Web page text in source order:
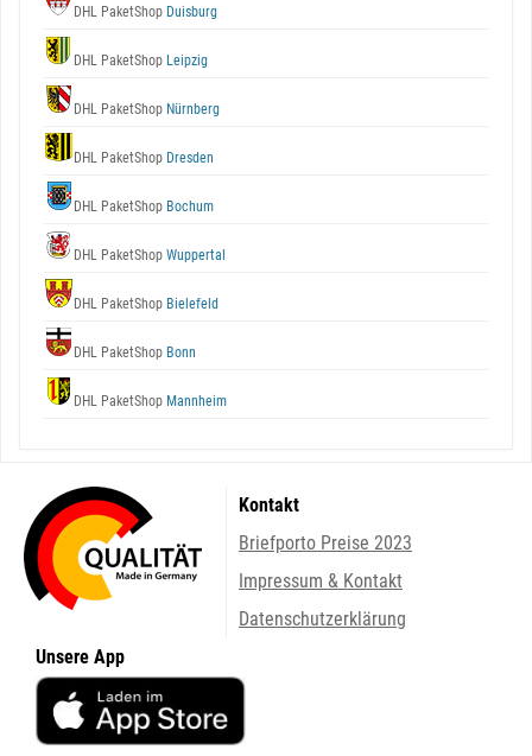
DHL PaketShop Duisburg
DHL PaketShop Leipzig
DHL PaketShop Nürnberg
DHL PaketShop Dresden
DHL PaketShop Bochum
DHL PaketShop Wuppertal
DHL PaketShop Bielefeld
DHL PaketShop Bonn
DHL PaketShop Mannheim
Kontakt
Briefporto Preise 2023
Impressum & Kontakt
Datenschutzerklärung
Unsere App